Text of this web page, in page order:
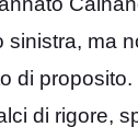
sinistra, ma
di
di rigore,